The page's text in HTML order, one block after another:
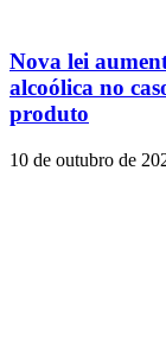
Nova lei
alcoólica no
produto
10 de outubro de